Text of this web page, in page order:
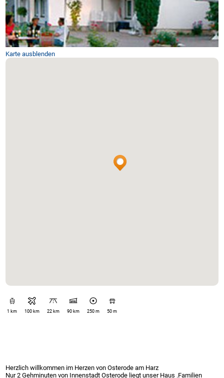
Karte ausblenden
1 km 100 km 22 km 90 km 250 m 50 m
Herzlich willkommen im Herzen von Osterode am Harz
Nur 2 Gehminuten von Innenstadt Osterode liegt unser Haus .Familien